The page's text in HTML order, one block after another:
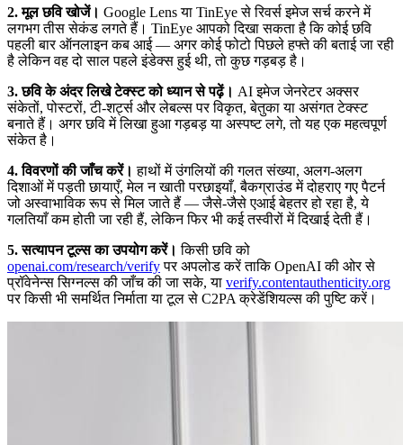
2. मूल छवि खोजें। Google Lens या TinEye से रिवर्स इमेज सर्च करने में
लगभग तीस सेकंड लगते हैं। TinEye आपको दिखा सकता है कि कोई छवि
पहली बार ऑनलाइन कब आई — अगर कोई फोटो पिछले हफ्ते की बताई जा रही
है लेकिन वह दो साल पहले इंडेक्स हुई थी, तो कुछ गड़बड़ है।
3. छवि के अंदर लिखे टेक्स्ट को ध्यान से पढ़ें। AI इमेज जेनरेटर अक्सर
संकेतों, पोस्टरों, टी-शर्ट्स और लेबल्स पर विकृत, बेतुका या असंगत टेक्स्ट
बनाते हैं। अगर छवि में लिखा हुआ गड़बड़ या अस्पष्ट लगे, तो यह एक महत्वपूर्ण
संकेत है।
4. विवरणों की जाँच करें। हाथों में उंगलियों की गलत संख्या, अलग-अलग
दिशाओं में पड़ती छायाएँ, मेल न खाती परछाइयाँ, बैकग्राउंड में दोहराए गए पैटर्न
जो अस्वाभाविक रूप से मिल जाते हैं — जैसे-जैसे एआई बेहतर हो रहा है, ये
गलतियाँ कम होती जा रही हैं, लेकिन फिर भी कई तस्वीरों में दिखाई देती हैं।
5. सत्यापन टूल्स का उपयोग करें। किसी छवि को
openai.com/research/verifyपर अपलोड करें ताकि OpenAI की ओर से
प्रॉवेनेन्स सिग्नल्स की जाँच की जा सके, या verify.contentauthenticity.org
पर किसी भी समर्थित निर्माता या टूल से C2PA क्रेडेंशियल्स की पुष्टि करें।